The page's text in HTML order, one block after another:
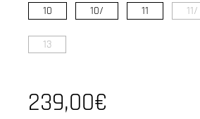
10 10/ 11 11/
13
239,00€